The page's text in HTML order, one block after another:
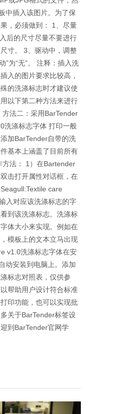
中插入该图片。为了保
，必须做到： 1、尽量
后的尺寸尽量不要进行
寸。 3、驱动中，调整
”为“无”。 注释：插入洗
入的图片要求比较高，
的洗涤标志时才建议使
以下第二种方法来进行
法二：采用BarTender
洗涤标志字体 打印一般
加BarTender自带的洗
基本上涵盖了目前所有
方法： 1）在Bartender
击打开属性对话框，在
care
入对应该洗涤标志的字
到该洗涤标志。洗涤标
体大小来实现。例如在
，模板上的文本立马出现
v1.0洗涤标志字体在安
动安装到电脑上。添加
标志对照表，仅供参
帮助用户设计符合标准
印功能，也可以实现批
关于BarTender标签设
到BarTender官网学